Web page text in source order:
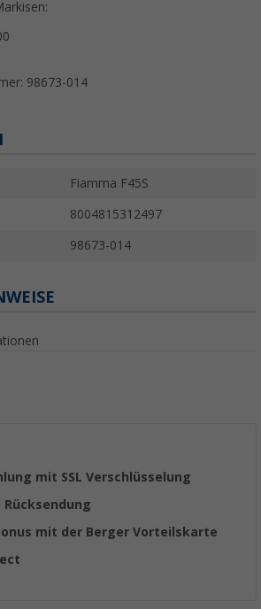
98673-014
Fiamma F45S
8004815312497
98673-014
mit SSL Verschlüsselung
Rücksendung
mit der Berger Vorteilskarte